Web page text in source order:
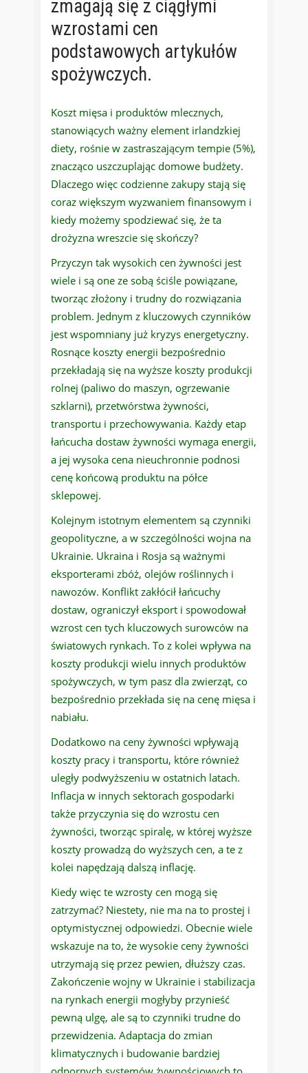
zmagają się z ciągłymi
wzrostami cen
podstawowych artykułów
spożywczych.
Koszt mięsa i produktów mlecznych,
stanowiących ważny element irlandzkiej
diety, rośnie w zastraszającym tempie (5%),
znacząco uszczuplając domowe budżety.
Dlaczego więc codzienne zakupy stają się
coraz większym wyzwaniem finansowym i
kiedy możemy spodziewać się, że ta
drożyzna wreszcie się skończy?
Przyczyn tak wysokich cen żywności jest
wiele i są one ze sobą ściśle powiązane,
tworząc złożony i trudny do rozwiązania
problem. Jednym z kluczowych czynników
jest wspomniany już kryzys energetyczny.
Rosnące koszty energii bezpośrednio
przekładają się na wyższe koszty produkcji
rolnej (paliwo do maszyn, ogrzewanie
szklarni), przetwórstwa żywności,
transportu i przechowywania. Każdy etap
łańcucha dostaw żywności wymaga energii,
a jej wysoka cena nieuchronnie podnosi
cenę końcową produktu na półce
sklepowej.
Kolejnym istotnym elementem są czynniki
geopolityczne, a w szczególności wojna na
Ukrainie. Ukraina i Rosja są ważnymi
eksporterami zbóż, olejów roślinnych i
nawozów. Konflikt zakłócił łańcuchy
dostaw, ograniczył eksport i spowodował
wzrost cen tych kluczowych surowców na
światowych rynkach. To z kolei wpływa na
koszty produkcji wielu innych produktów
spożywczych, w tym pasz dla zwierząt, co
bezpośrednio przekłada się na cenę mięsa i
nabiału.
Dodatkowo na ceny żywności wpływają
koszty pracy i transportu, które również
uległy podwyższeniu w ostatnich latach.
Inflacja w innych sektorach gospodarki
także przyczynia się do wzrostu cen
żywności, tworząc spiralę, w której wyższe
koszty prowadzą do wyższych cen, a te z
kolei napędzają dalszą inflację.
Kiedy więc te wzrosty cen mogą się
zatrzymać? Niestety, nie ma na to prostej i
optymistycznej odpowiedzi. Obecnie wiele
wskazuje na to, że wysokie ceny żywności
utrzymają się przez pewien, dłuższy czas.
Zakończenie wojny w Ukrainie i stabilizacja
na rynkach energii mogłyby przynieść
pewną ulgę, ale są to czynniki trudne do
przewidzenia. Adaptacja do zmian
klimatycznych i budowanie bardziej